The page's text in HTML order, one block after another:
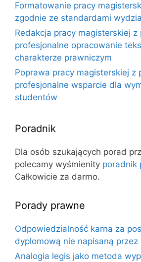
Formatowanie pracy
zgodnie ze standardami
Redakcja pracy magisterskiej z
profesjonalne opracowanie
charakterze prawniczym
Poprawa pracy magisterskiej z
profesjonalne wsparcie dla
studentów
Poradnik
Dla osób szukających porad
polecamy wyśmienity poradnik
Całkowicie za darmo.
Porady prawne
Odpowiedzialność karna za
dyplomową nie napisaną przez
Analogia legis jako metoda